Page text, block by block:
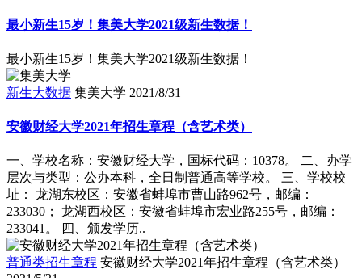
最小新生15岁！集美大学2021级新生数据！
最小新生15岁！集美大学2021级新生数据！
新生大数据 集美大学 2021/8/31
安徽财经大学2021年招生章程（含艺术类）
一、学校名称：安徽财经大学，国标代码：10378。 二、办学
层次与类型：公办本科，全日制普通高等学校。 三、学校校
址： 龙湖东校区：安徽省蚌埠市曹山路962号，邮编：
233030； 龙湖西校区：安徽省蚌埠市宏业路255号，邮编：
233041。 四、颁发学历..
普通类招生章程 安徽财经大学2021年招生章程（含艺术类）